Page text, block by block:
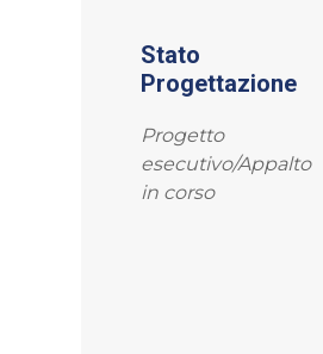
Stato
Progettazione
Progetto
esecutivo/Appalto
in corso